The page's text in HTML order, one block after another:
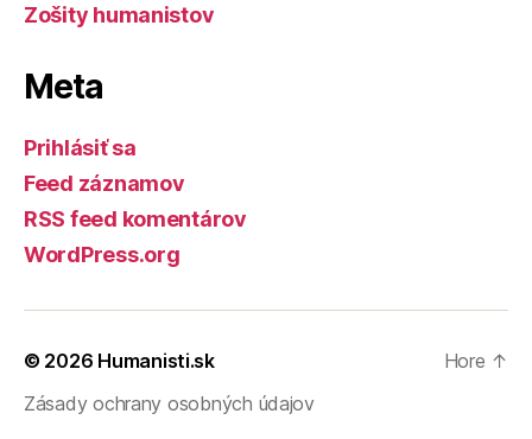
Zošity humanistov
Meta
Prihlásiť sa
Feed záznamov
RSS feed komentárov
WordPress.org
© 2026 Humanisti.sk
Zásady ochrany osobných údajov
Hore ↑